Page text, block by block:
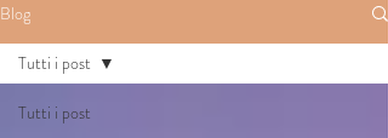
Blog
Tutti i post
Tutti i post